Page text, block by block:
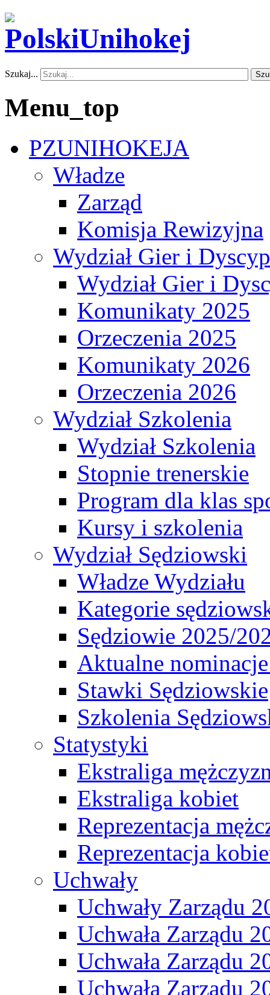
Szukaj...
Menu_top
PZUNIHOKEJA
Władze
Zarząd
Komisja Rewizyjna
Wydział Gier i
Wydział Gier i
Komunikaty 2025
Orzeczenia 2025
Komunikaty 2026
Orzeczenia 2026
Wydział Szkolenia
Wydział Szkolenia
Stopnie trenerskie
Program dla klas
Kursy i szkolenia
Wydział Sędziowski
Władze Wydziału
Kategorie
Sędziowie 2025/
Aktualne
Stawki Sędziowskie
Szkolenia
Statystyki
Ekstraliga
Ekstraliga kobiet
Reprezentacja
Reprezentacja
Uchwały
Uchwały Zarządu
Uchwała Zarządu
Uchwała Zarządu
Uchwała Zarządu